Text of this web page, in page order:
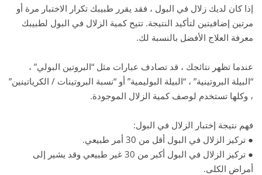
إذا كان لديك زلال في البول ، فقد يقرر طبيبك تكرار الاختبار مرة أو
مرتين إضافيتين لتأكيد النتيجة. تتيح كمية الزلال في البول لطبيبك
معرفة العلاج الأفضل بالنسبة لك.
عندما تظهر نتائجك ، قد تصادف عبارات مثل “البروتين البولي” ،
“البيلة البروتينية” ، “البيلة البوليمية” أو “نسبة البروتينات / الكرياتينين”
، وكلها تستخدم لوصف كمية الزلال الموجودة.
فهم نتيجة إختبار الزلال في البول:
● تركيز الزلال في البول أقل من 30 أمر طبيعي.
● تركيز الزلال في البول أكبر من 30 غير طبيعي وقد يشير إلى
أمراض الكلى.